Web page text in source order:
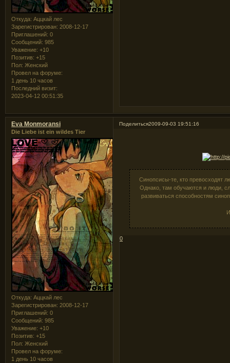
Откуда: Аццкай лес
Зарегистрирован: 2008-12-17
Приглашений: 0
Сообщений: 985
Уважение: +10
Позитив: +15
Пол: Женский
Провел на форуме:
1 день 10 часов
Последний визит:
2023-04-12 00:51:35
Поделиться2009-09-03 19:51:16
Eva Monmoransi
Die Liebe ist ein wildes Tier
Откуда: Аццкай лес
Зарегистрирован: 2008-12-17
Приглашений: 0
Сообщений: 985
Уважение: +10
Позитив: +15
Пол: Женский
Провел на форуме:
1 день 10 часов
Синопсисы-те, кто превосходят
Однако, там обучаются и люди,
развиваться способностям
0